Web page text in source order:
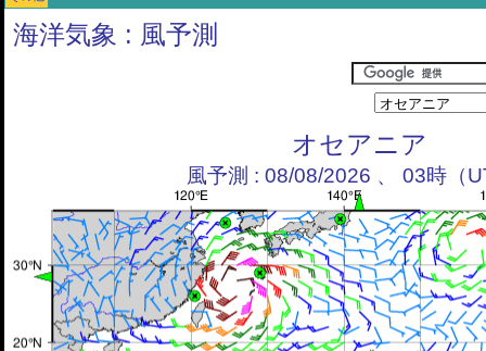
海洋気象 : 風予測
オセアニア
風予測 : 08/08/2026 、 03時（